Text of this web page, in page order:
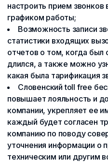
настроить прием звонков
графиком работы;
Возможность записи
статистики входящих
отчетов о том, когда был
длился, а также можно
какая была тарификация
Словенский toll free
повышает лояльность и
компании, укрепляет ее
каждый будет согласен
компанию по поводу
уточнения информации о
техническим или другим